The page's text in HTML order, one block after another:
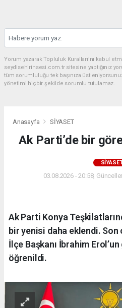
Yorum yazarak Topluluk Kuralları’nı kabul
seydisehirinsesi.com.tr sitesine yaptığınız
tüm sorumluluğu tek başınıza
yönetimi hiçbir şekilde sorumlu tutulamaz.
Anasayfa SİYASET
Ak Parti’de bir
03.08.2026 - 20:58,
Ak Parti Konya
bir yenisi daha eklendi.
İlçe Başkanı İbrahim
öğrenildi.